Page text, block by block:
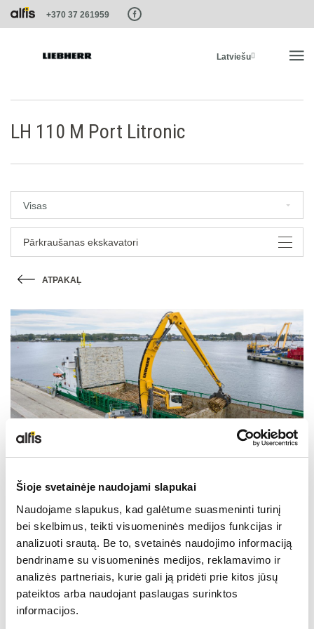
Šioje svetainėje naudojami slapukai
Naudojame slapukus, kad galėtume suasmeninti turinį
bei skelbimus, teikti visuomeninės medijos funkcijas ir
analizuoti srautą. Be to, svetainės naudojimo informaciją
bendriname su visuomeninės medijos, reklamavimo ir
analizės partneriais, kurie gali ją pridėti prie kitos jūsų
pateiktos arba naudojant paslaugas surinktos
informacijos.
Paste this code as high in the of the page as possible:
+370 37 261959
Latviešu
PAKALPOJUMI UN RISINĀJUMI
LIEBHERR SISTĒMAS
LIEBHERR USED
KARJERAS IESPĒJAS
LH 110 M Port Litronic
Visas
Pārkraušanas ekskavatori
ATPAKAĻ
Tehniskie dati
Sniedzamība